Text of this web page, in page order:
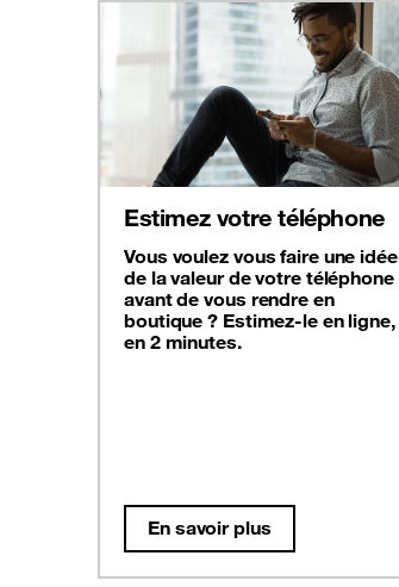
Estimez votre téléphone
Vous voulez vous faire une idée
de la valeur de votre téléphone
avant de vous rendre en
boutique ? Estimez-le en ligne,
en 2 minutes.
En savoir plus